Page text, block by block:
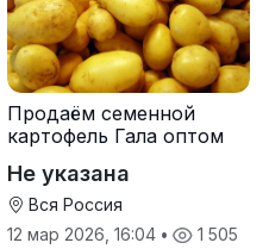
Продаём семенной
картофель Гала оптом
Не указана
Вся Россия
12 мар 2026, 16:04 • 1 505